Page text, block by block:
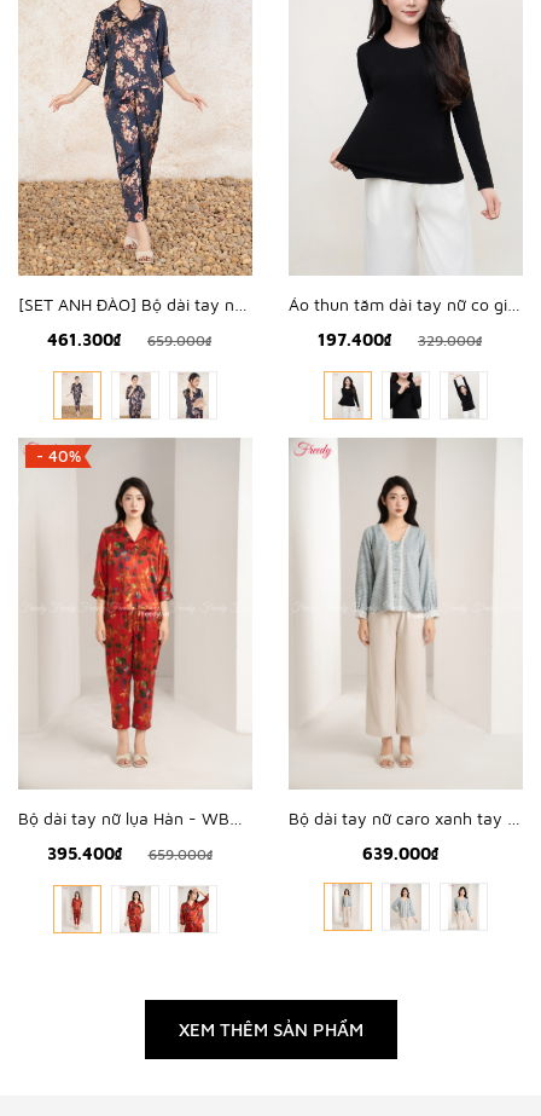
461.300₫
659.000₫
197.400₫
329.000₫
- 40%
395.400₫
659.000₫
639.000₫
XEM THÊM SẢN PHẨM